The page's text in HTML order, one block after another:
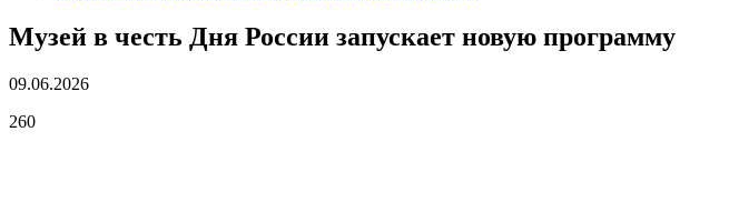
Музей в честь Дня России запускает новую программу
09.06.2026
260